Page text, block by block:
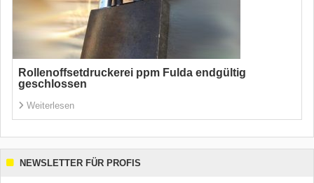
Rollenoffsetdruckerei ppm Fulda endgültig
geschlossen
Weiterlesen
NEWSLETTER FÜR PROFIS